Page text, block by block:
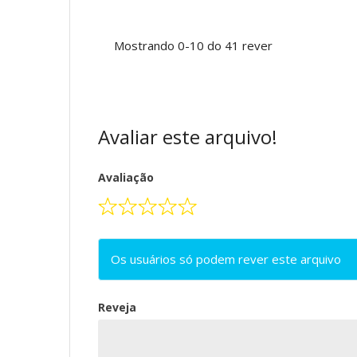
Mostrando 0-10 do 41 rever
Avaliar este arquivo!
Avaliação
Os usuários só podem rever este arquivo
Reveja